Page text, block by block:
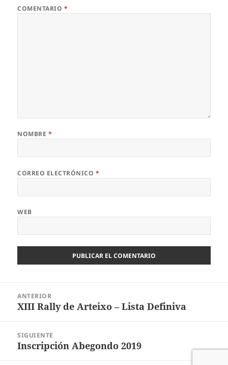
COMENTARIO *
NOMBRE *
CORREO ELECTRÓNICO *
WEB
entradas
ANTERIOR
Entrada
XIII Rally de Arteixo – Lista Definiva
SIGUIENTE
Entrada
Inscripción Abegondo 2019